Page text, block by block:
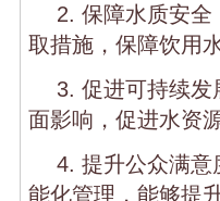
2. 保障水质安
取措施，保障饮用
3. 促进可持续
面影响，促进水资
4. 提升公众满意
能化管理，能够提